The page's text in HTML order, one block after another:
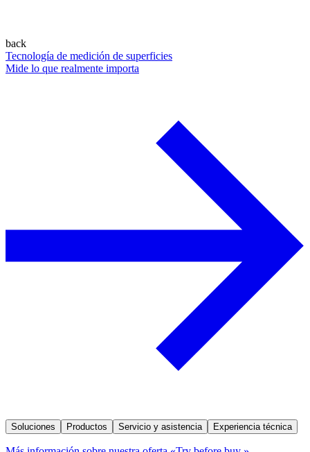
back
Tecnología de medición de superficies
Mide lo que realmente importa
Soluciones Productos Servicio y asistencia Experiencia técnica